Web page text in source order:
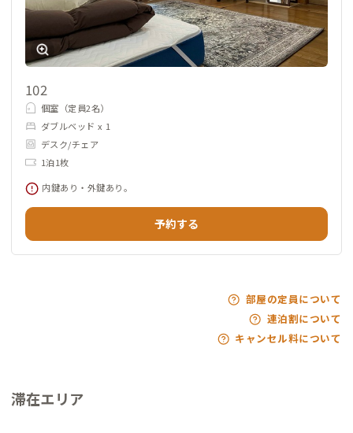
102
個室（定員2名）
ダブルベッド x 1
デスク/チェア
1泊1枚
内鍵あり・外鍵あり。
予約する
部屋の定員について
連泊割について
キャンセル料について
滞在エリア